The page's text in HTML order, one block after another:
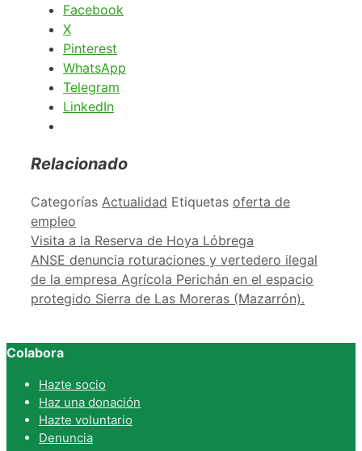
Facebook
X
Pinterest
WhatsApp
Telegram
LinkedIn
Relacionado
Categorías Actualidad Etiquetas oferta de
empleo
Visita a la Reserva de Hoya Lóbrega
ANSE denuncia roturaciones y vertedero ilegal
de la empresa Agrícola Perichán en el espacio
protegido Sierra de Las Moreras (Mazarrón).
Colabora
Hazte socio
Haz una donación
Hazte voluntario
Denuncia